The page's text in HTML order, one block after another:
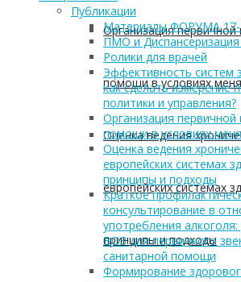
Организация
помощи в условиях
Оценка ведения
европейских системах
принципы и подходы
Публикации
Материалы ФОРУМА 17-
ПМО и Диспансеризация
Ролики для врачей
Эффективность систем
как сделать измерение
политики и управления?
Организация
помощи в условиях
Оценка ведения
европейских системах
принципы и подходы
Краткое
консультирование в
употребления
ВОЗ для первичного
санитарной помощи
Формирование